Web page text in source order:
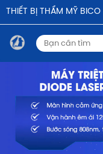
THIẾT BỊ THẨM MỸ